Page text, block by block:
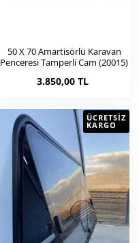
50 X 70 Amartisörlü Karavan
Penceresi Tamperli Cam (20015)
3.850,00 TL
ÜCRETSIZ
KARGO